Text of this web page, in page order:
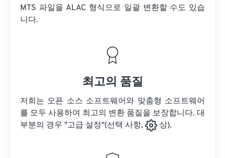
MTS 파일을 ALAC 형식으로 일괄 변환할 수도 있습
니다.
최고의 품질
저희는 오픈 소스 소프트웨어와 맞춤형 소프트웨어
를 모두 사용하여 최고의 변환 품질을 보장합니다. 대
부분의 경우 "고급 설정"(선택 사항,
상).